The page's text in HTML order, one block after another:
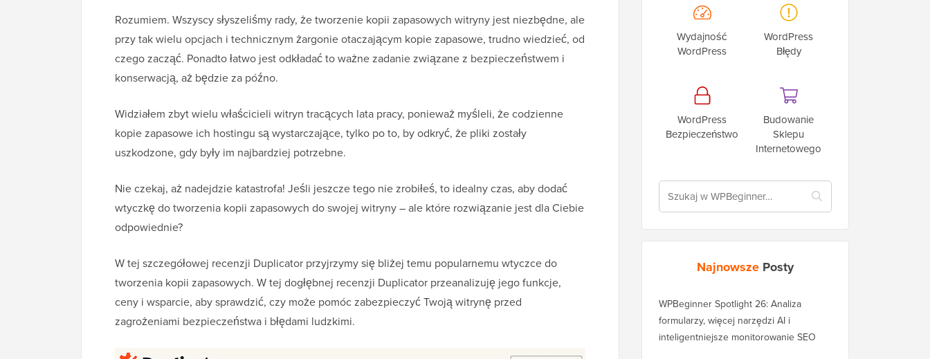
Rozumiem. Wszyscy słyszeliśmy rady, że tworzenie kopii zapasowych witryny jest niezbędne, ale
przy tak wielu opcjach i technicznym żargonie otaczającym kopie zapasowe, trudno wiedzieć, od
czego zacząć. Ponadto łatwo jest odkładać to ważne zadanie związane z bezpieczeństwem i
konserwacją, aż będzie za późno.
Widziałem zbyt wielu właścicieli witryn tracących lata pracy, ponieważ myśleli, że codzienne
kopie zapasowe ich hostingu są wystarczające, tylko po to, by odkryć, że pliki zostały
uszkodzone, gdy były im najbardziej potrzebne.
Nie czekaj, aż nadejdzie katastrofa! Jeśli jeszcze tego nie zrobiłeś, to idealny czas, aby dodać
wtyczkę do tworzenia kopii zapasowych do swojej witryny – ale które rozwiązanie jest dla Ciebie
odpowiednie?
W tej szczegółowej recenzji Duplicator przyjrzymy się bliżej temu popularnemu wtyczce do
tworzenia kopii zapasowych. W tej dogłębnej recenzji Duplicator przeanalizuję jego funkcje,
ceny i wsparcie, aby sprawdzić, czy może pomóc zabezpieczyć Twoją witrynę przed
zagrożeniami bezpieczeństwa i błędami ludzkimi.
Wydajność
WordPress
WordPress
Błędy
WordPress
Bezpieczeństwo
Budowanie
Sklepu
Internetowego
Najnowsze Posty
WPBeginner Spotlight 26: Analiza
formularzy, więcej narzędzi AI i
inteligentniejsze monitorowanie SEO